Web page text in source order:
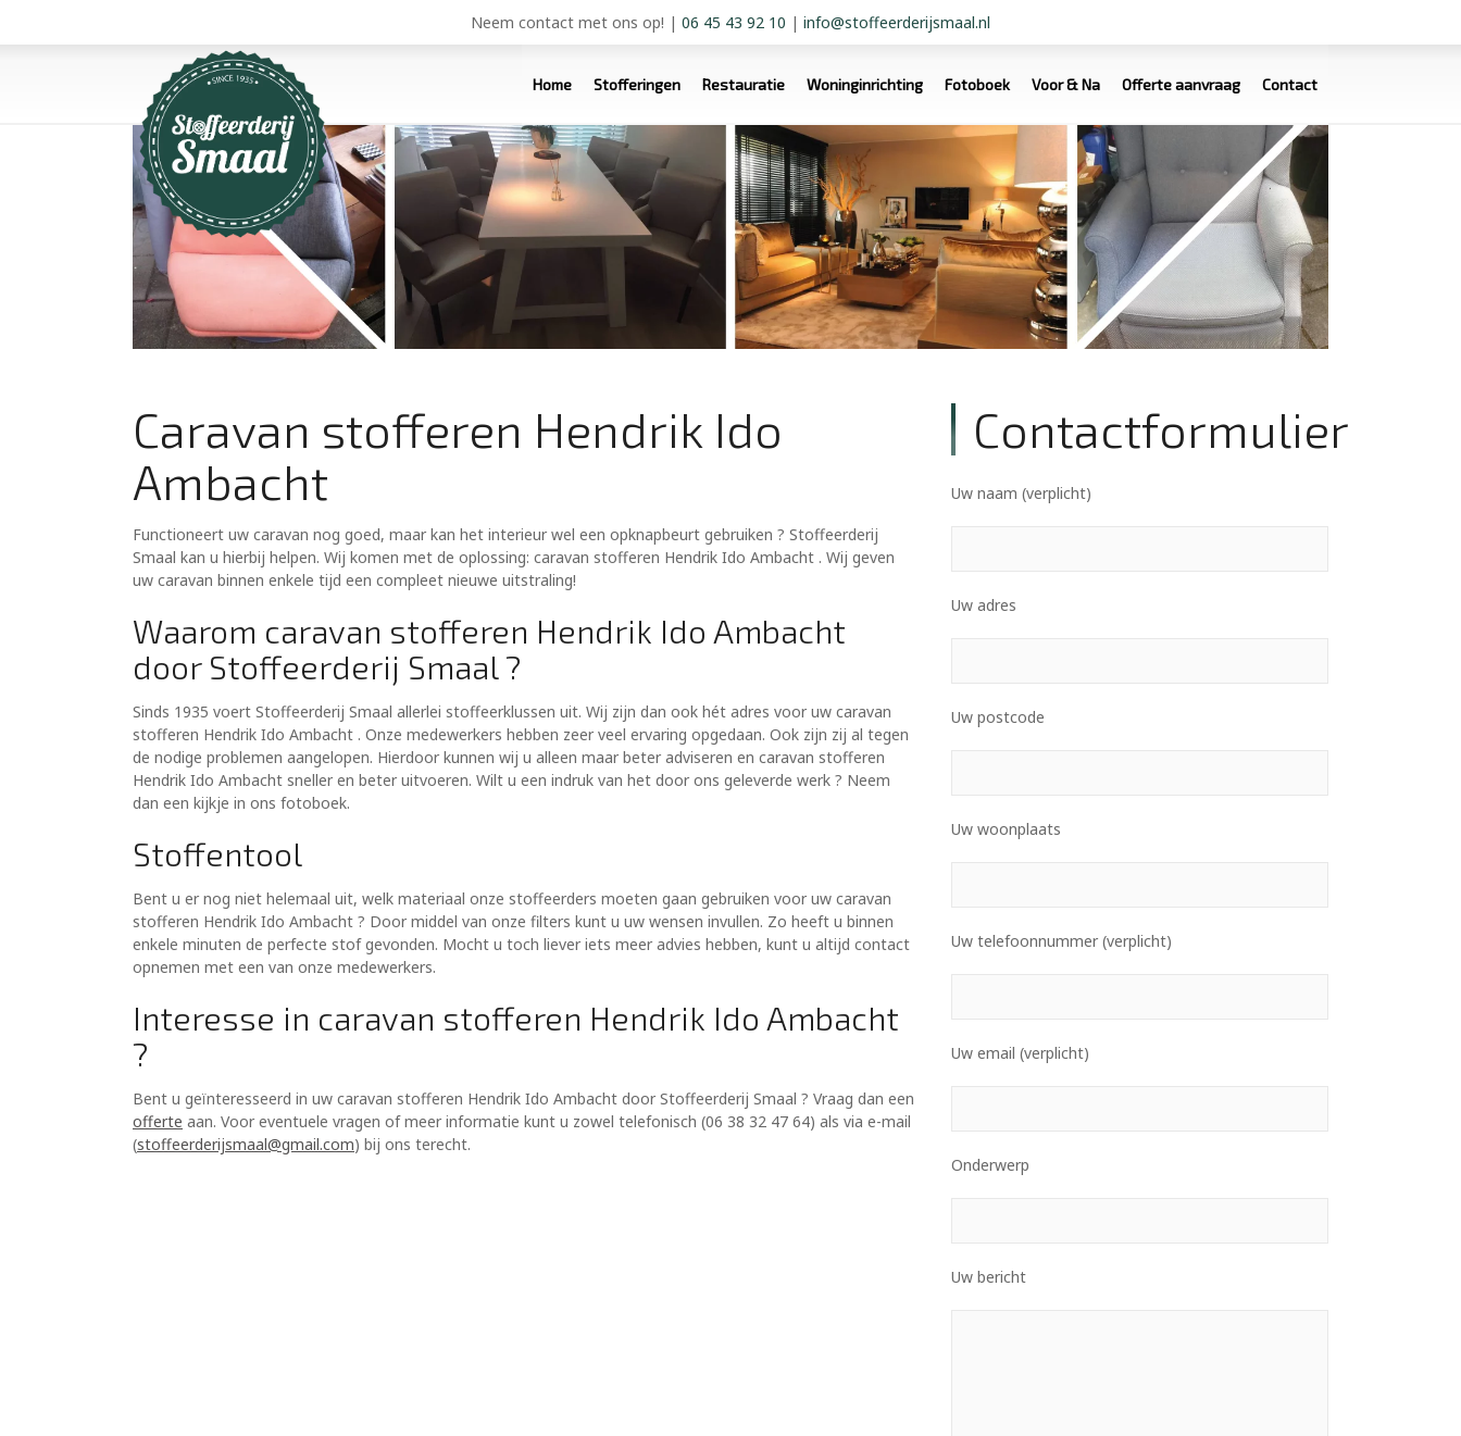
Neem contact met ons op! | 06 45 43 92 10 | info@stoffeerderijsmaal.nl
Home Stofferingen Restauratie Woninginrichting Fotoboek Voor & Na Offerte aanvraag Contact
Caravan stofferen Hendrik Ido
Ambacht
Functioneert uw caravan nog goed, maar kan het interieur wel een opknapbeurt gebruiken ? Stoffeerderij
Smaal kan u hierbij helpen. Wij komen met de oplossing: caravan stofferen Hendrik Ido Ambacht . Wij geven
uw caravan binnen enkele tijd een compleet nieuwe uitstraling!
Waarom caravan stofferen Hendrik Ido Ambacht
door Stoffeerderij Smaal ?
Sinds 1935 voert Stoffeerderij Smaal allerlei stoffeerklussen uit. Wij zijn dan ook hét adres voor uw caravan
stofferen Hendrik Ido Ambacht . Onze medewerkers hebben zeer veel ervaring opgedaan. Ook zijn zij al tegen
de nodige problemen aangelopen. Hierdoor kunnen wij u alleen maar beter adviseren en caravan stofferen
Hendrik Ido Ambacht sneller en beter uitvoeren. Wilt u een indruk van het door ons geleverde werk ? Neem
dan een kijkje in ons fotoboek.
Stoffentool
Bent u er nog niet helemaal uit, welk materiaal onze stoffeerders moeten gaan gebruiken voor uw caravan
stofferen Hendrik Ido Ambacht ? Door middel van onze filters kunt u uw wensen invullen. Zo heeft u binnen
enkele minuten de perfecte stof gevonden. Mocht u toch liever iets meer advies hebben, kunt u altijd contact
opnemen met een van onze medewerkers.
Interesse in caravan stofferen Hendrik Ido Ambacht
?
Bent u geïnteresseerd in uw caravan stofferen Hendrik Ido Ambacht door Stoffeerderij Smaal ? Vraag dan een
offerte aan. Voor eventuele vragen of meer informatie kunt u zowel telefonisch (06 38 32 47 64) als via e-mail
(stoffeerderijsmaal@gmail.com) bij ons terecht.
Contactformulier
Uw naam (verplicht)
Uw adres
Uw postcode
Uw woonplaats
Uw telefoonnummer (verplicht)
Uw email (verplicht)
Onderwerp
Uw bericht